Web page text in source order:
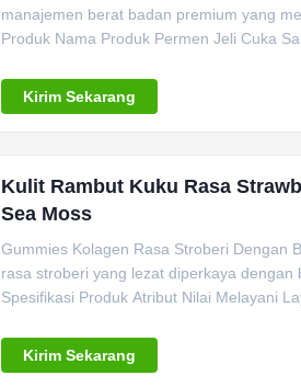
manajemen berat badan premium yang
Produk Nama Produk Permen Jeli Cuka
Kirim Sekarang
Kulit Rambut Kuku Rasa
Sea Moss
Gummies Kolagen Rasa Stroberi Dengan
rasa stroberi yang lezat diperkaya
Spesifikasi Produk Atribut Nilai Melayani
Kirim Sekarang